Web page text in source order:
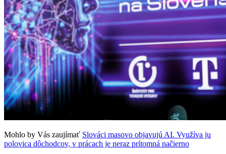
Mohlo by Vás zaujímať Slováci masovo objavujú AI. Využíva ju
polovica dôchodcov, v prácach je neraz prítomná načierno